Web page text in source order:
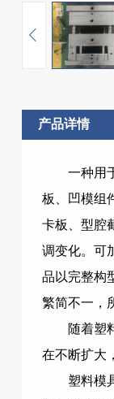
产品详情
一种用
板、凹模组
卡板、型腔
调变化。可
品以完整构
繁简不一，
随着塑
在不断扩大
塑料模